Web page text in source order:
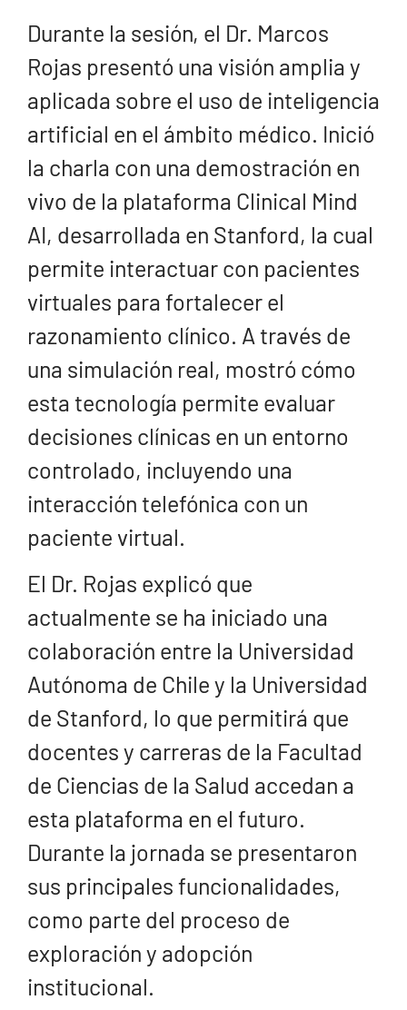
Durante la sesión, el Dr. Marcos
Rojas presentó una visión amplia y
aplicada sobre el uso de inteligencia
artificial en el ámbito médico. Inició
la charla con una demostración en
vivo de la plataforma Clinical Mind
AI, desarrollada en Stanford, la cual
permite interactuar con pacientes
virtuales para fortalecer el
razonamiento clínico. A través de
una simulación real, mostró cómo
esta tecnología permite evaluar
decisiones clínicas en un entorno
controlado, incluyendo una
interacción telefónica con un
paciente virtual.
El Dr. Rojas explicó que
actualmente se ha iniciado una
colaboración entre la Universidad
Autónoma de Chile y la Universidad
de Stanford, lo que permitirá que
docentes y carreras de la Facultad
de Ciencias de la Salud accedan a
esta plataforma en el futuro.
Durante la jornada se presentaron
sus principales funcionalidades,
como parte del proceso de
exploración y adopción
institucional.